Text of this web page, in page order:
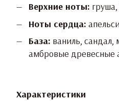
Верхние ноты:
Ноты сердца:
База: ваниль, сандал,
амбровые древесные
Характеристики